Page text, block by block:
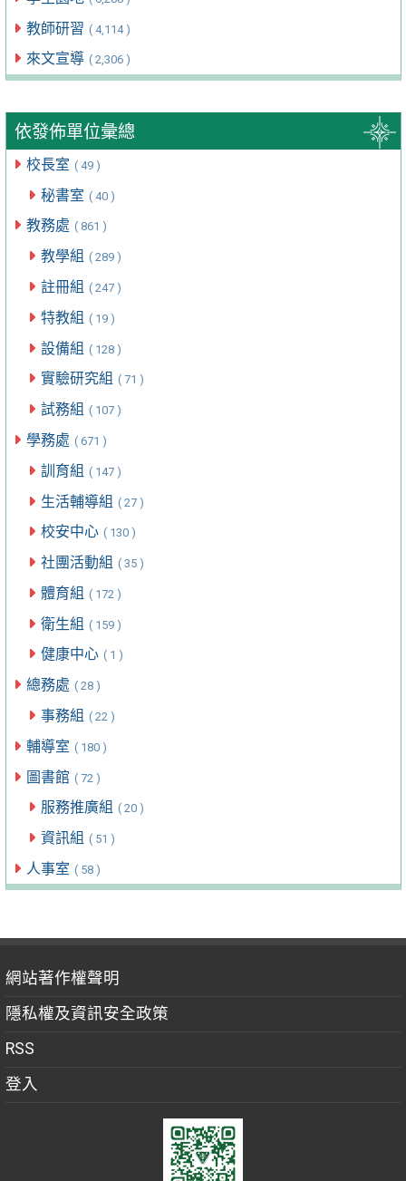
教師研習 ( 4,114 )
來文宣導 ( 2,306 )
依發佈單位彙總
校長室 ( 49 )
秘書室 ( 40 )
教務處 ( 861 )
教學組 ( 289 )
註冊組 ( 247 )
特教組 ( 19 )
設備組 ( 128 )
實驗研究組 ( 71 )
試務組 ( 107 )
學務處 ( 671 )
訓育組 ( 147 )
生活輔導組 ( 27 )
校安中心 ( 130 )
社團活動組 ( 35 )
體育組 ( 172 )
衛生組 ( 159 )
健康中心 ( 1 )
總務處 ( 28 )
事務組 ( 22 )
輔導室 ( 180 )
圖書館 ( 72 )
服務推廣組 ( 20 )
資訊組 ( 51 )
人事室 ( 58 )
網站著作權聲明
隱私權及資訊安全政策
RSS
登入